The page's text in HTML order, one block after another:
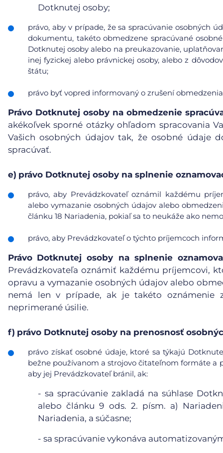
Dotknutej osoby;
právo, aby v prípade, že sa spracúvanie osobných
dokumentu, takéto obmedzene spracúvané
Dotknutej osoby alebo na preukazovanie,
inej fyzickej alebo právnickej osoby, alebo z
štátu;
právo byť vopred informovaný o zrušení
Právo Dotknutej osoby na obmedzenie
akékoľvek sporné otázky ohľadom spracovania
Vašich osobných údajov tak, že osobné
spracúvať.
e) právo Dotknutej osoby na splnenie
právo, aby Prevádzkovateľ oznámil každému
alebo vymazanie osobných údajov alebo
článku 18 Nariadenia, pokiaľ sa to neukáže ako
právo, aby Prevádzkovateľ o týchto príjemcoch
Právo Dotknutej osoby na splnenie
Prevádzkovateľa oznámiť každému príjemcovi,
opravu a vymazanie osobných údajov alebo
nemá len v prípade, ak je takéto oznámenie
neprimerané úsilie.
f) právo Dotknutej osoby na prenosnosť
právo získať osobné údaje, ktoré sa týkajú
bežne používanom a strojovo čitateľnom formáte a
aby jej Prevádzkovateľ bránil, ak:
-sa spracúvanie zakladá na súhlase
alebo článku 9 ods. 2. písm. a)
Nariadenia, a súčasne;
- sa spracúvanie vykonáva